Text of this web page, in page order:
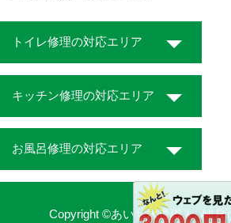
トイレ修理の対応エリア
キッチン修理の対応エリア
お風呂修理の対応エリア
Copyright ©あいち水道職人. All